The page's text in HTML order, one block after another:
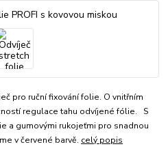
pro ruční fixování folie. O vnitřním
regulace tahu odvíjené fólie. S
a gumovými rukojeťmi pro snadnou
v červené barvě. celý popis